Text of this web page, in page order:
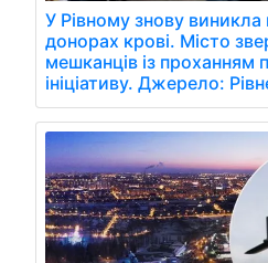
У Рівному знову виникла
донорах крові. Місто
мешканців із проханням
ініціативу. Джерело: